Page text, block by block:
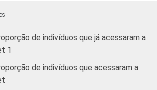
De 25 a 34 anos 86 14
De 35 a 44 anos 81 19
de indivíduos que já acessaram a
1
de indivíduos que acessaram a